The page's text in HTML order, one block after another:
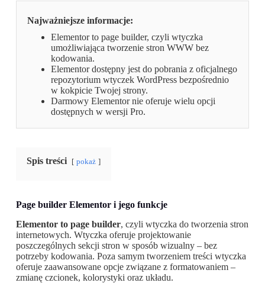
Najważniejsze informacje:
Elementor to page builder, czyli wtyczka
umożliwiająca tworzenie stron WWW bez
kodowania.
Elementor dostępny jest do pobrania z oficjalnego
repozytorium wtyczek WordPress bezpośrednio
w kokpicie Twojej strony.
Darmowy Elementor nie oferuje wielu opcji
dostępnych w wersji Pro.
Spis treści pokaż
Page builder Elementor i jego funkcje
Elementor to page builder, czyli wtyczka do tworzenia stron
internetowych. Wtyczka oferuje projektowanie
poszczególnych sekcji stron w sposób wizualny – bez
potrzeby kodowania. Poza samym tworzeniem treści wtyczka
oferuje zaawansowane opcje związane z formatowaniem –
zmianę czcionek, kolorystyki oraz układu.